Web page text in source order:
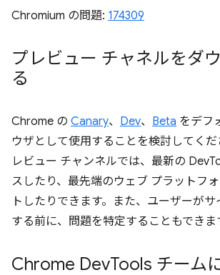
Chromium の問題: 174309
プレビュー チャネルをダ
る
Chrome の Canary、 Dev、 Beta をデフ
ウザとして使用することを検討してく
レビュー チャンネルでは、最新の
スしたり、最先端のウェブ プラットフ
トしたりできます。また、ユーザーが
する前に、問題を特定することもできま
Chrome DevTools チーム